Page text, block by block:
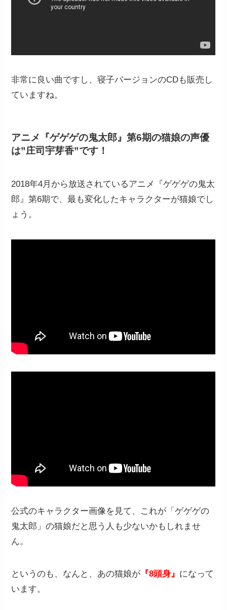
非常に良い曲ですし、寝子バージョンのCDも販売し
ていますね。
アニメ『ゲゲゲの鬼太郎』第6期の猫娘の声優
は”庄司宇芽香”です！
2018年4月から放送されているアニメ『ゲゲゲの鬼太
郎』第6期で、最も変化したキャラクターが猫娘でし
ょう。
公式のキャラクター画像を見て、これが「ゲゲゲの
鬼太郎」の猫娘だと思う人も少ないかもしれませ
ん。
というのも、なんと、あの猫娘が 『8頭身』 になって
います。